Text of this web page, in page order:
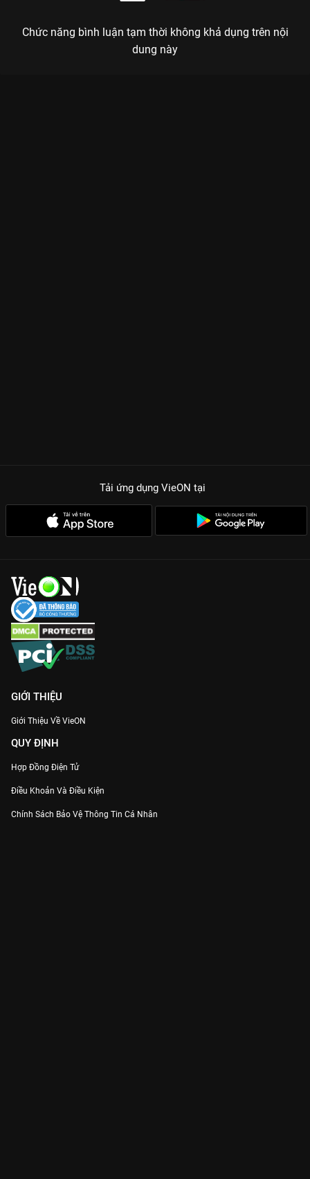
Chức năng bình luận tạm thời không khả dụng trên nội
dung này
Tải ứng dụng VieON tại
GIỚI THIỆU
Giới Thiệu Về VieON
QUY ĐỊNH
Hợp Đồng Điện Tử
Điều Khoản Và Điều Kiện
Chính Sách Bảo Vệ Thông Tin Cá Nhân